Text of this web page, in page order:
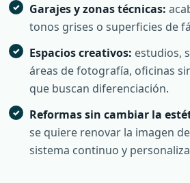
Garajes y zonas técnicas:
tonos grises o superficies de
Espacios creativos: estudios,
áreas de fotografía, oficinas
que buscan diferenciación.
Reformas sin cambiar la
se quiere renovar la imagen
sistema continuo y